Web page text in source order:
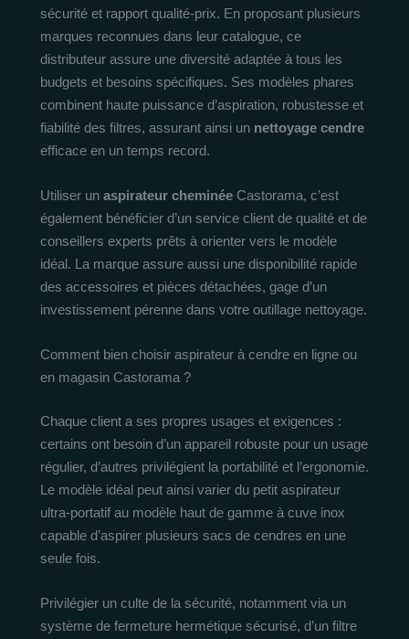
sécurité et rapport qualité-prix. En proposant plusieurs
marques reconnues dans leur catalogue, ce
distributeur assure une diversité adaptée à tous les
budgets et besoins spécifiques. Ses modèles phares
combinent haute puissance d’aspiration, robustesse et
fiabilité des filtres, assurant ainsi un nettoyage cendre
efficace en un temps record.
Utiliser un aspirateur cheminée Castorama, c’est
également bénéficier d’un service client de qualité et de
conseillers experts prêts à orienter vers le modèle
idéal. La marque assure aussi une disponibilité rapide
des accessoires et pièces détachées, gage d’un
investissement pérenne dans votre outillage nettoyage.
Comment bien choisir aspirateur à cendre en ligne ou
en magasin Castorama ?
Chaque client a ses propres usages et exigences :
certains ont besoin d’un appareil robuste pour un usage
régulier, d’autres privilégient la portabilité et l’ergonomie.
Le modèle idéal peut ainsi varier du petit aspirateur
ultra-portatif au modèle haut de gamme à cuve inox
capable d’aspirer plusieurs sacs de cendres en une
seule fois.
Privilégier un culte de la sécurité, notamment via un
système de fermeture hermétique sécurisé, d’un filtre